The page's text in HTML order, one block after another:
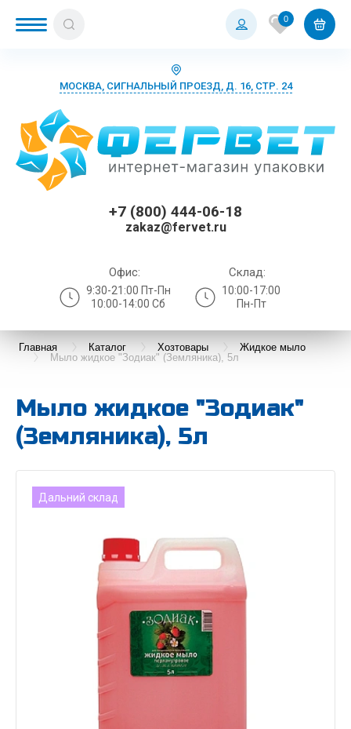
0
МОСКВА, СИГНАЛЬНЫЙ ПРОЕЗД, Д. 16, СТР. 24
+7 (800) 444-06-18
zakaz@fervet.ru
Офис:
9:30-21:00 Пт-Пн
10:00-14:00 Сб
Склад:
10:00-17:00
Пн-Пт
Главная Каталог Хозтовары
Жидкое мыло
Мыло жидкое "Зодиак" (Земляника), 5л
Мыло жидкое "Зодиак"
(Земляника), 5л
Дальний склад